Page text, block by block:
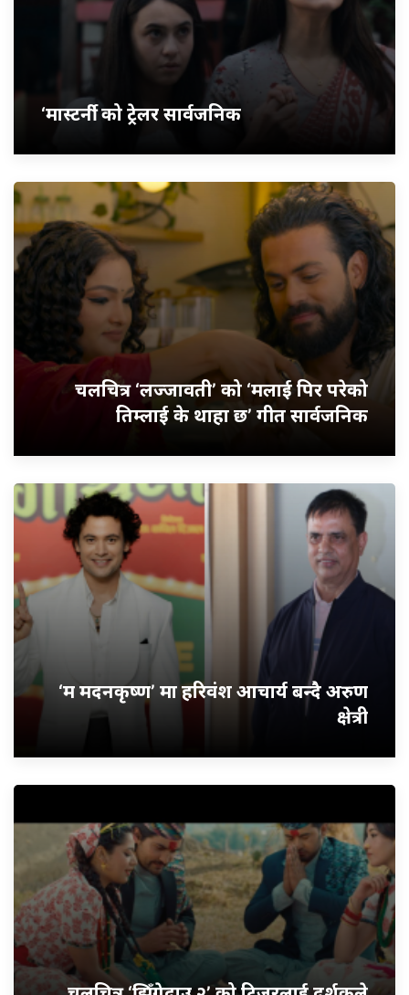
‘मास्टर्नी’ को ट्रेलर सार्वजनिक
चलचित्र ‘लज्जावती’ को ‘मलाई पिर परेको
तिम्लाई के थाहा छ’ गीत सार्वजनिक
‘म मदनकृष्ण’ मा हरिवंश आचार्य बन्दै अरुण
क्षेत्री